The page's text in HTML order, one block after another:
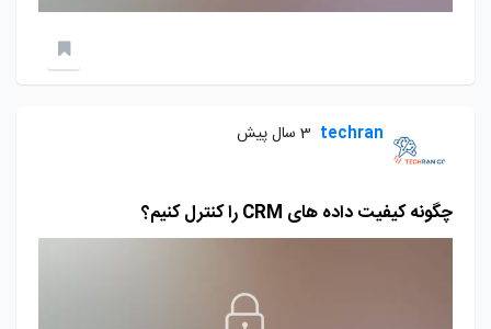
techran 3 سال پیش
چگونه کیفیت داده های CRM را کنترل کنیم؟